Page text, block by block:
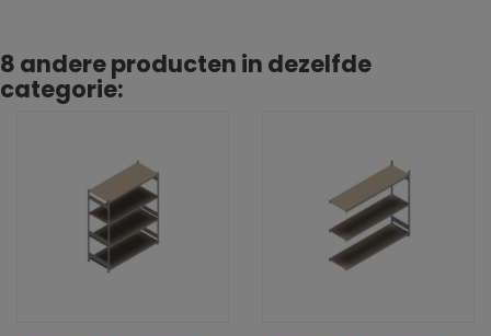
8 andere producten in dezelfde
categorie: